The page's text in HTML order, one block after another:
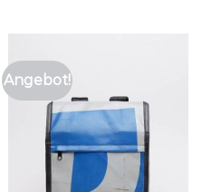
Angebot!